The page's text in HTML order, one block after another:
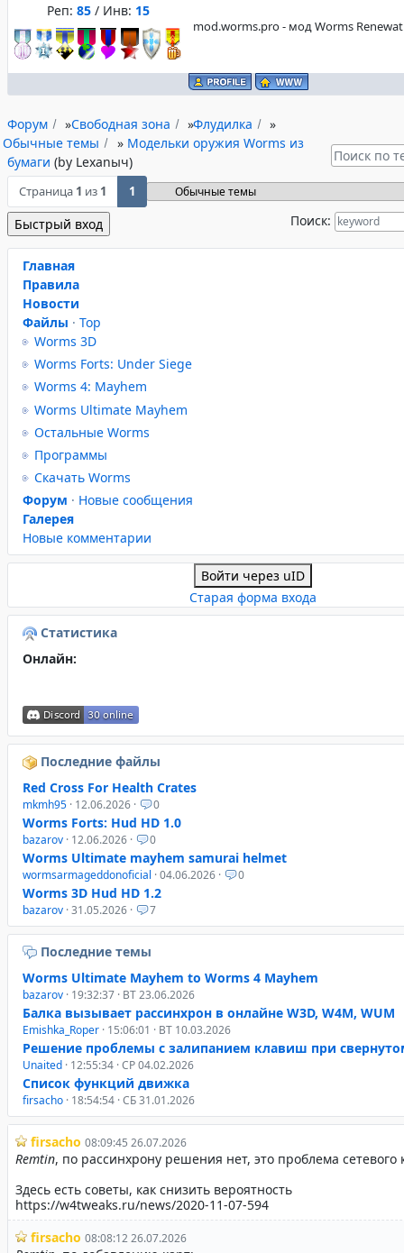
Реп: 85 / Инв: 15
mod.worms.pro - мод Worms
Форум »Свободная зона »Флудилка
»
Обычные темы
» Модельки оружия Worms из
бумаги (by Lexanыч)
Страница 1 из 1 1
Поиск:
Главная
Правила
Новости
Файлы · Top
Worms 3D
Worms Forts: Under Siege
Worms 4: Mayhem
Worms Ultimate Mayhem
Остальные Worms
Программы
Скачать Worms
Форум · Новые сообщения
Галерея
Новые комментарии
Войти через uID
Старая форма входа
Статистика
Онлайн:
Последние файлы
Red Cross For Health Crates
mkmh95 · 12.06.2026 · 0
Worms Forts: Hud HD 1.0
bazarov · 12.06.2026 · 0
Worms Ultimate mayhem samurai helmet
wormsarmageddonoficial · 04.06.2026 · 0
Worms 3D Hud HD 1.2
bazarov · 31.05.2026 · 7
Последние темы
Worms Ultimate Mayhem to Worms 4 Mayhem
bazarov · 19:32:37 · ВТ 23.06.2026
Балка вызывает рассинхрон в онлайне W3D, W4M, WUM
Emishka_Roper · 15:06:01 · ВТ 10.03.2026
Решение проблемы с залипанием клавиш при
Unaited · 12:55:34 · СР 04.02.2026
Список функций движка
firsacho · 18:54:54 · СБ 31.01.2026